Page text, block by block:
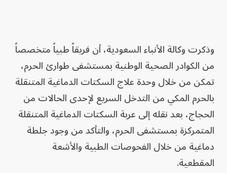
وذكرت وكالة الأنباء السعودية، أن فريقاً طبياً متخصصاً
من الكوادر الصحية الوطنية بمستشفى طوارئ الحرم،
تمكن من خلال وحدة علاج السكتات الدماغية المتنقلة
بالحرم المكي من التدخل السريع لإحدى الحالات من
الحجاج، بعد نقله إلى عربة السكتات الدماغية المتنقلة
المتمركزة بمستشفى الحرم، والتأكد من وجود جلطة
دماغية من خلال الفحوصات الطبية والأشعة
المقطعية.